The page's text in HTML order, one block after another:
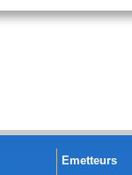
Emetteurs